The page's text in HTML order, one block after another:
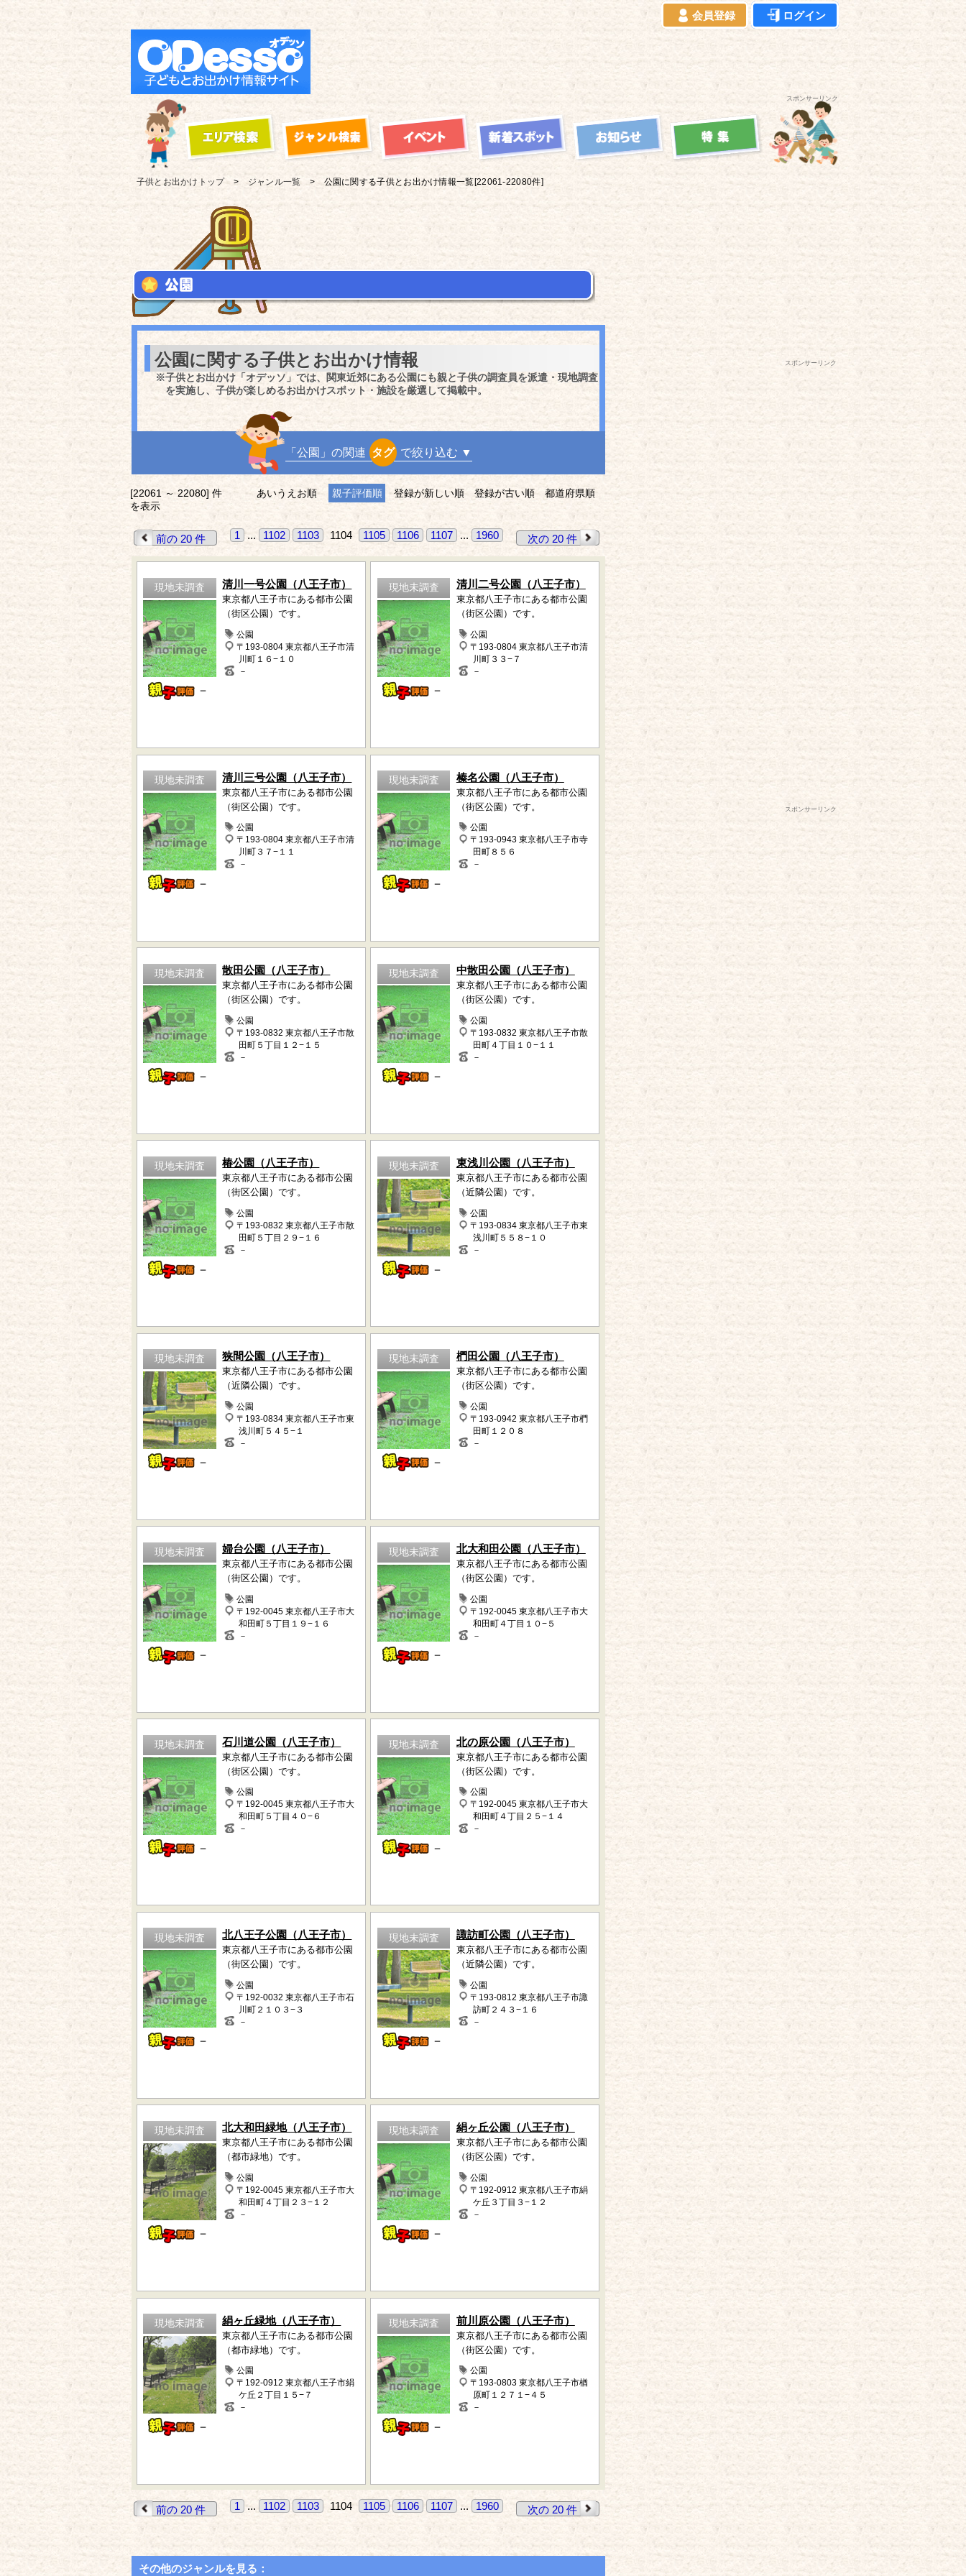
会員登録 ログイン
スポンサーリンク
子供とお出かけ トップ ジャンル一覧 公園に関する子供とお出かけ情報一覧[22061-22080件]
公園に関する子供とお出かけ情報
※子供とお出かけ「オデッソ」では、関東近郊にある公園にも親と子供の調査員を派遣・現地調査
を実施し、子供が楽しめるお出かけスポット・施設を厳選して掲載中。
「公園」の関連 タグ で絞り込む ▼
[22061 ～ 22080] 件
を表示
あいうえお順 親子評価順 登録が新しい順 登録が古い順 都道府県順
前の 20 件 1 ... 1102 1103 1104 1105 1106 1107 ... 1960 次の 20 件
現地未調査
－
清川一号公園（八王子市）
東京都八王子市にある都市公園
（街区公園）です。
公園
〒193-0804 東京都八王子市清
川町１６−１０
－
現地未調査
－
清川二号公園（八王子市）
東京都八王子市にある都市公園
（街区公園）です。
公園
〒193-0804 東京都八王子市清
川町３３−７
－
現地未調査
－
清川三号公園（八王子市）
東京都八王子市にある都市公園
（街区公園）です。
公園
〒193-0804 東京都八王子市清
川町３７−１１
－
現地未調査
－
榛名公園（八王子市）
東京都八王子市にある都市公園
（街区公園）です。
公園
〒193-0943 東京都八王子市寺
田町８５６
－
現地未調査
－
散田公園（八王子市）
東京都八王子市にある都市公園
（街区公園）です。
公園
〒193-0832 東京都八王子市散
田町５丁目１２−１５
－
現地未調査
－
中散田公園（八王子市）
東京都八王子市にある都市公園
（街区公園）です。
公園
〒193-0832 東京都八王子市散
田町４丁目１０−１１
－
現地未調査
－
椿公園（八王子市）
東京都八王子市にある都市公園
（街区公園）です。
公園
〒193-0832 東京都八王子市散
田町５丁目２９−１６
－
現地未調査
－
東浅川公園（八王子市）
東京都八王子市にある都市公園
（近隣公園）です。
公園
〒193-0834 東京都八王子市東
浅川町５５８−１０
－
現地未調査
－
狭間公園（八王子市）
東京都八王子市にある都市公園
（近隣公園）です。
公園
〒193-0834 東京都八王子市東
浅川町５４５−１
－
現地未調査
－
椚田公園（八王子市）
東京都八王子市にある都市公園
（街区公園）です。
公園
〒193-0942 東京都八王子市椚
田町１２０８
－
現地未調査
－
婦台公園（八王子市）
東京都八王子市にある都市公園
（街区公園）です。
公園
〒192-0045 東京都八王子市大
和田町５丁目１９−１６
－
現地未調査
－
北大和田公園（八王子市）
東京都八王子市にある都市公園
（街区公園）です。
公園
〒192-0045 東京都八王子市大
和田町４丁目１０−５
－
現地未調査
－
石川道公園（八王子市）
東京都八王子市にある都市公園
（街区公園）です。
公園
〒192-0045 東京都八王子市大
和田町５丁目４０−６
－
現地未調査
－
北の原公園（八王子市）
東京都八王子市にある都市公園
（街区公園）です。
公園
〒192-0045 東京都八王子市大
和田町４丁目２５−１４
－
現地未調査
－
北八王子公園（八王子市）
東京都八王子市にある都市公園
（街区公園）です。
公園
〒192-0032 東京都八王子市石
川町２１０３−３
－
現地未調査
－
諏訪町公園（八王子市）
東京都八王子市にある都市公園
（近隣公園）です。
公園
〒193-0812 東京都八王子市諏
訪町２４３−１６
－
現地未調査
－
北大和田緑地（八王子市）
東京都八王子市にある都市公園
（都市緑地）です。
公園
〒192-0045 東京都八王子市大
和田町４丁目２３−１２
－
現地未調査
－
絹ヶ丘公園（八王子市）
東京都八王子市にある都市公園
（街区公園）です。
公園
〒192-0912 東京都八王子市絹
ケ丘３丁目３−１２
－
現地未調査
－
絹ヶ丘緑地（八王子市）
東京都八王子市にある都市公園
（都市緑地）です。
公園
〒192-0912 東京都八王子市絹
ケ丘２丁目１５−７
－
現地未調査
－
前川原公園（八王子市）
東京都八王子市にある都市公園
（街区公園）です。
公園
〒193-0803 東京都八王子市楢
原町１２７１−４５
－
前の 20 件 1 ... 1102 1103 1104 1105 1106 1107 ... 1960 次の 20 件
その他のジャンルを見る：
スポンサーリンク
スポンサーリンク